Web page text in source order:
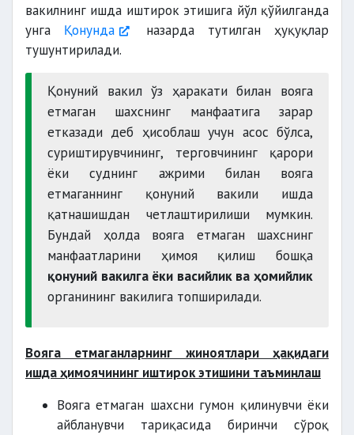
вакилнинг ишда иштирок этишига йўл қўйилганда
унга Қонунда
назарда тутилган ҳуқуқлар
тушунтирилади.
Қонуний вакил ўз ҳаракати билан вояга
етмаган шахснинг манфаатига зарар
етказади деб ҳисоблаш учун асос бўлса,
суриштирувчининг, терговчининг қарори
ёки суднинг ажрими билан вояга
етмаганнинг қонуний вакили ишда
қатнашишдан четлаштирилиши мумкин.
Бундай ҳолда вояга етмаган шахснинг
манфаатларини ҳимоя қилиш бошқа
қонуний вакилга ёки васийлик ва ҳомийлик
органининг вакилига топширилади.
Вояга етмаганларнинг жиноятлари ҳақидаги
ишда ҳимоячининг иштирок этишини таъминлаш
Вояга етмаган шахсни гумон қилинувчи ёки
айбланувчи тариқасида биринчи сўроқ